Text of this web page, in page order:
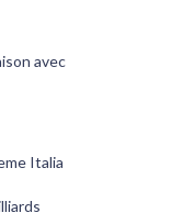
avec
Italia